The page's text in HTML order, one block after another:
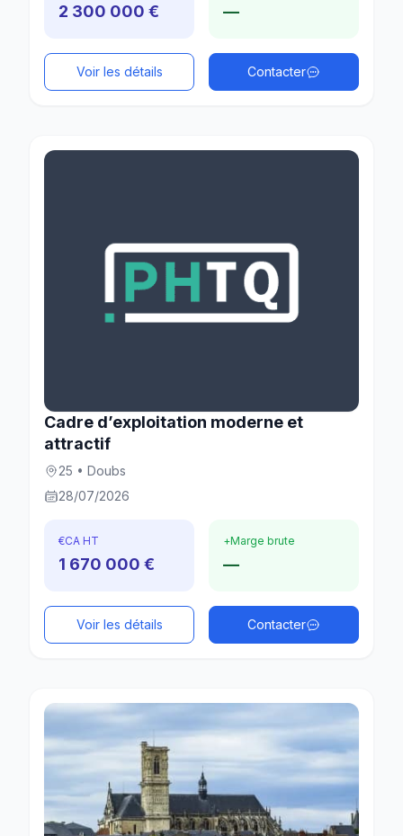
2 300 000 € —
Voir les détails Contacter
Cadre d’exploitation moderne et
attractif
25 • Doubs
28/07/2026
€CA HT
1 670 000 €
+Marge brute
—
Voir les détails Contacter